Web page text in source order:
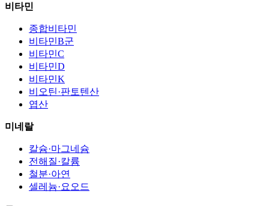
비타민
종합비타민
비타민B군
비타민C
비타민D
비타민K
비오틴·판토텐산
엽산
미네랄
칼슘·마그네슘
전해질·칼륨
철분·아연
셀레늄·요오드